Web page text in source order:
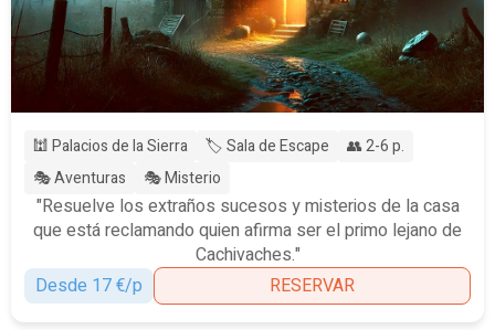
🕍 Palacios de la Sierra 🏷️ Sala de Escape
👥 2-6 p.
🎭 Aventuras
🎭 Misterio
"Resuelve los extraños sucesos y misterios de la casa
que está reclamando quien afirma ser el primo lejano de
Cachivaches."
Desde 17 €/p
RESERVAR